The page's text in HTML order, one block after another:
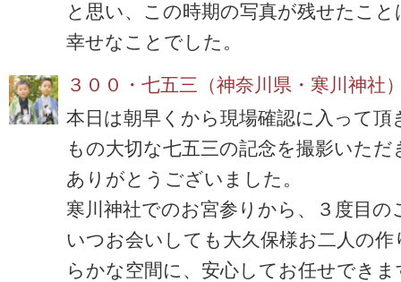
と思い、この時期の写真が残せたこ
幸せなことでした。
３００・七五三（神奈川県・寒川神社
本日は朝早くから現場確認に入って頂
もの大切な七五三の記念を撮影いただ
ありがとうございました。
寒川神社でのお宮参りから、３度目の
いつお会いしても大久保様お二人の作
らかな空間に、安心してお任せできま